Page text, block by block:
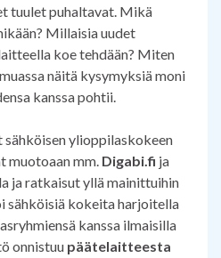
tuulet puhaltavat. Mikä
Millaisia uudet
koe tehdään? Miten
näitä kysymyksiä moni
kanssa pohtii.
sähköisen ylioppilaskokeen
muotoaan mm. Digabi.fi ja
ja ratkaisut yllä mainittuihin
sähköisiä kokeita harjoitella
kanssa ilmaisilla
onnistuu päätelaitteesta